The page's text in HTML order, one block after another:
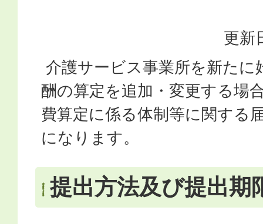
更新
介護サービス事業所を新たに
酬の算定を追加・変更する場
費算定に係る体制等に関する
になります。
提出方法及び提出期